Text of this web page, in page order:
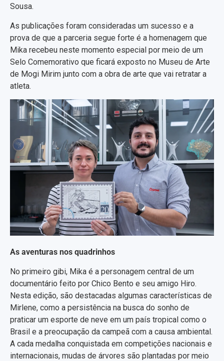
Sousa.
As publicações foram consideradas um sucesso e a
prova de que a parceria segue forte é a homenagem que
Mika recebeu neste momento especial por meio de um
Selo Comemorativo que ficará exposto no Museu de Arte
de Mogi Mirim junto com a obra de arte que vai retratar a
atleta.
As aventuras nos quadrinhos
No primeiro gibi, Mika é a personagem central de um
documentário feito por Chico Bento e seu amigo Hiro.
Nesta edição, são destacadas algumas características de
Mirlene, como a persistência na busca do sonho de
praticar um esporte de neve em um país tropical como o
Brasil e a preocupação da campeã com a causa ambiental.
A cada medalha conquistada em competições nacionais e
internacionais, mudas de árvores são plantadas por meio